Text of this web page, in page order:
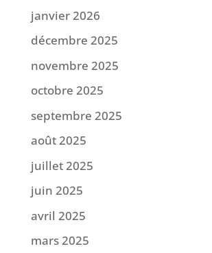
janvier 2026
décembre 2025
novembre 2025
octobre 2025
septembre 2025
août 2025
juillet 2025
juin 2025
avril 2025
mars 2025